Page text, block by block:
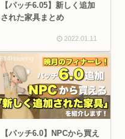
【パッチ6.05】新しく追加
された家具まとめ
2022.01.11
【パッチ6.0】NPCから買え